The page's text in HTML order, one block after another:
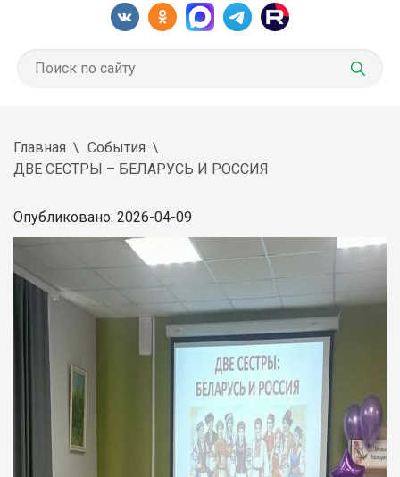
Главная
События
ДВЕ СЕСТРЫ – БЕЛАРУСЬ И РОССИЯ
Опубликовано: 2026-04-09